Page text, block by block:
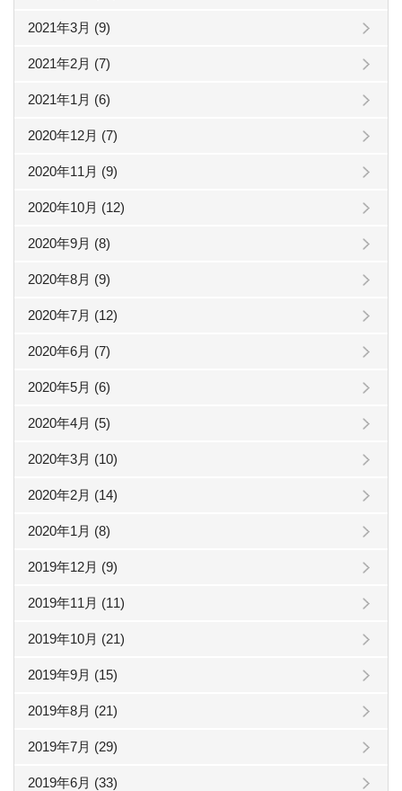
2021年3月 (9)
2021年2月 (7)
2021年1月 (6)
2020年12月 (7)
2020年11月 (9)
2020年10月 (12)
2020年9月 (8)
2020年8月 (9)
2020年7月 (12)
2020年6月 (7)
2020年5月 (6)
2020年4月 (5)
2020年3月 (10)
2020年2月 (14)
2020年1月 (8)
2019年12月 (9)
2019年11月 (11)
2019年10月 (21)
2019年9月 (15)
2019年8月 (21)
2019年7月 (29)
2019年6月 (33)